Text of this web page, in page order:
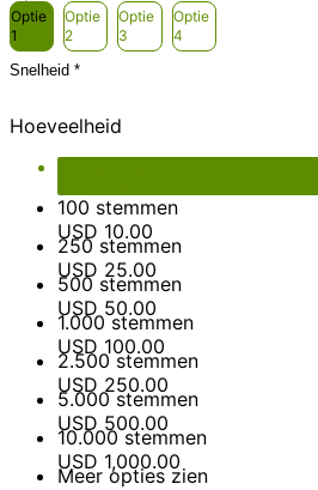
Optie
1
Optie
2
Optie
3
Optie
4
Snelheid *
Opties totaal
Totaal USD 5.00
Hoeveelheid
100 stemmen
USD 10.00
250 stemmen
USD 25.00
500 stemmen
USD 50.00
1.000 stemmen
USD 100.00
2.500 stemmen
USD 250.00
5.000 stemmen
USD 500.00
10.000 stemmen
USD 1,000.00
Meer opties zien